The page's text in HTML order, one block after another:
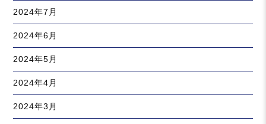
2024年7月
2024年6月
2024年5月
2024年4月
2024年3月